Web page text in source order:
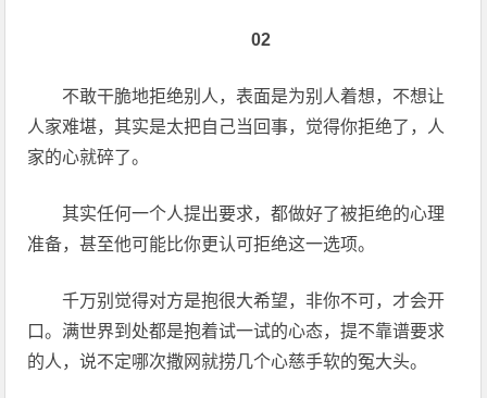
02
不敢干脆地拒绝别人，表面是为别人着想，不想让
人家难堪，其实是太把自己当回事，觉得你拒绝了，人
家的心就碎了。
其实任何一个人提出要求，都做好了被拒绝的心理
准备，甚至他可能比你更认可拒绝这一选项。
千万别觉得对方是抱很大希望，非你不可，才会开
口。满世界到处都是抱着试一试的心态，提不靠谱要求
的人，说不定哪次撒网就捞几个心慈手软的冤大头。